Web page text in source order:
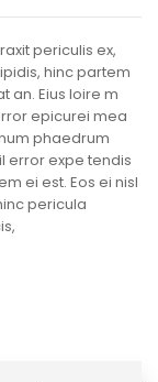
periculis ex,
hinc partem
an. Eius loire m
epicurei mea
phaedrum
error expe tendis
ei est. Eos ei nisl
pericula